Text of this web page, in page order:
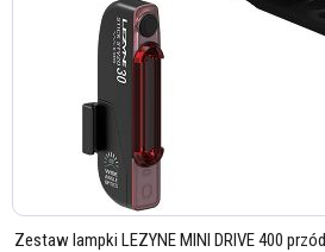
Zestaw lampki LEZYNE MINI DRIVE 400